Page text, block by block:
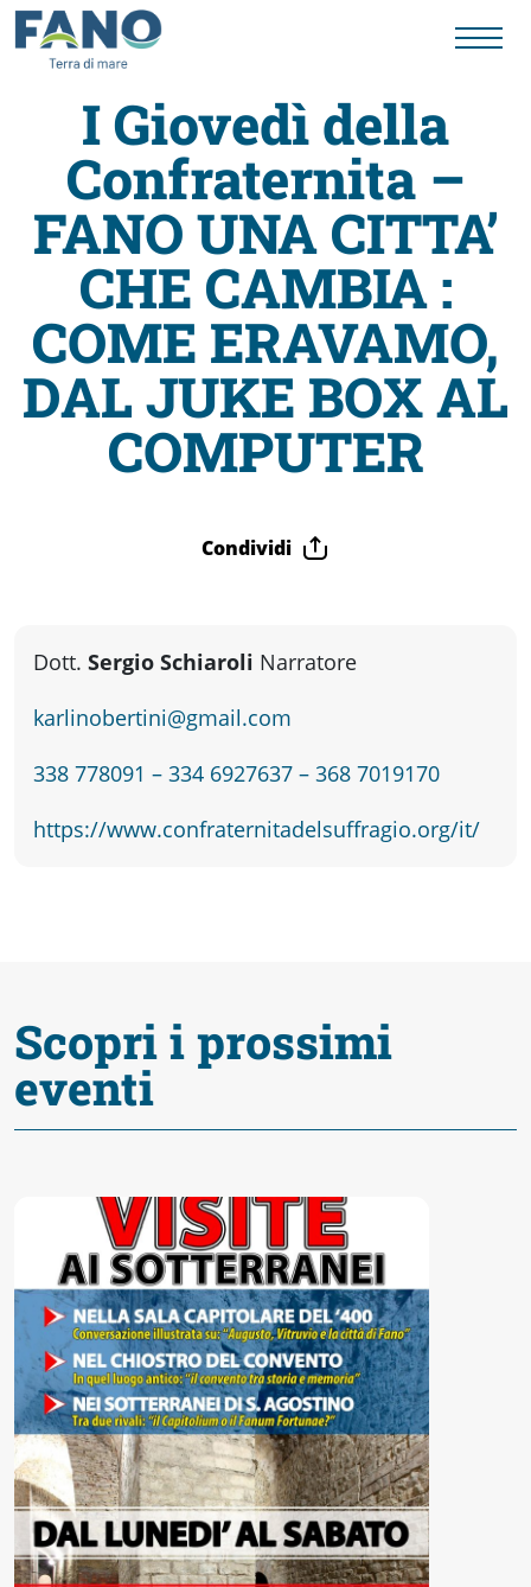
Fano
Visit
Card
Cose
da
storici
Enogastronomia
Fano
Accessibili
I Giovedì della
Confraternita –
FANO UNA CITTA’
CHE CAMBIA :
COME ERAVAMO,
DAL JUKE BOX AL
COMPUTER
Condividi
Dott. Sergio Schiaroli Narratore
karlinobertini@gmail.com
338 778091 – 334 6927637 – 368 7019170
https://www.confraternitadelsuffragio.org/it/
Scopri i prossimi
eventi